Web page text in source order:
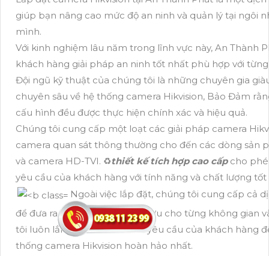
giúp bạn nâng cao mức độ an ninh và quản lý tại ngôi
mình.
Với kinh nghiệm lâu năm trong lĩnh vực này, An Thành
khách hàng giải pháp an ninh tốt nhất phù hợp với
Đội ngũ kỹ thuật của chúng tôi là những chuyên gia
chuyên sâu về hệ thống camera Hikvision, Bảo Đảm
cấu hình đều được thực hiện chính xác và hiệu quả.
Chúng tôi cung cấp một loạt các giải pháp camera
camera quan sát thông thường cho đến các dòng sản
và camera HD-TVI. ♻thiết kế tích hợp cao cấpcho
yêu cầu của khách hàng với tính năng và chất lượng tốt
Ngoài việc lắp đặt, chúng tôi cung cấp cả
để đưa ra những giải pháp tối ưu cho từng không gian
tôi luôn lắng nghe và hiểu rõ yêu cầu của khách hàng
thống camera Hikvision hoàn hảo nhất.